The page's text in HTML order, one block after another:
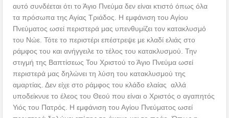
αυτό συνδέεται ότι το Άγιο Πνεύμα δεν είναι κτιστό όπως όλα
τα πρόσωπα της Αγίας Τριάδος. Η εμφάνιση του Αγίου
Πνεύματος ωσεί περιστερά μας υπενθυμίζει τον κατακλυσμό
του Νώε. Τότε το περιστέρι επέστρεψε με κλαδί ελιάς στο
ράμφος του και ανήγγειλε το τέλος του κατακλυσμού. Την
στιγμή της Βαπτίσεως Του Χριστού το Άγιο Πνεύμα ωσεί
περιστερά μας δηλώνει τη λύση του κατακλυσμού της
αμαρτίας. Δεν είχε στο ράμφος του κλάδο ελαίας αλλά
υποδείκνυε το έλεος του Θεού που είναι ο Χριστός ο αγαπητός
Υιός του Πατρός. Η εμφάνιση του Αγίου Πνεύματος ωσεί